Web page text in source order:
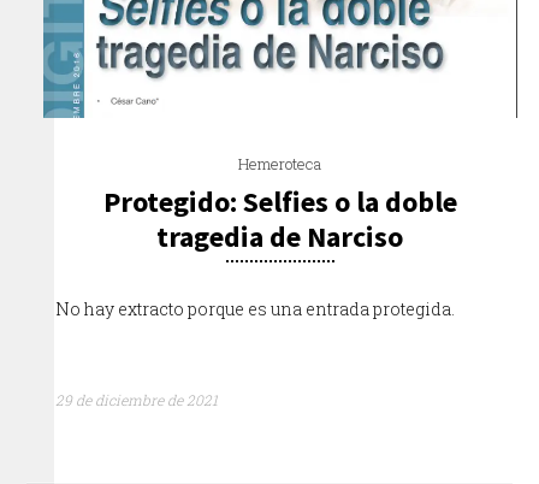
Hemeroteca
Protegido: Selfies o la doble
tragedia de Narciso
No hay extracto porque es una entrada protegida.
29 de diciembre de 2021